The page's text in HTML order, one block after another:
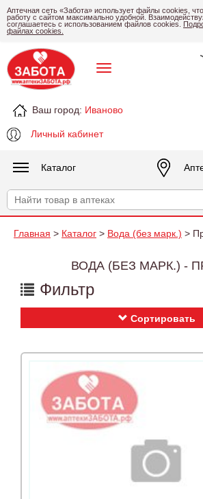
Аптечная сеть «Забота» использует файлы cookies,
работу с сайтом максимально удобной.
соглашаетесь с использованием файлов cookies.
файлах cookies.
Ваш город: Иваново
Личный кабинет
Каталог
Главная > Каталог > Вода (без марк.) >
ВОДА (БЕЗ МАРК.) -
Фильтр
Сортировать